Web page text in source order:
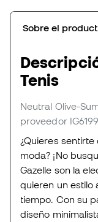
Sobre el
Tenis
Neutral Olive-
proveedor IG6199
¿Quieres
moda? ¡No
Gazelle son la
quieren un estilo
tiempo. Con su
diseño